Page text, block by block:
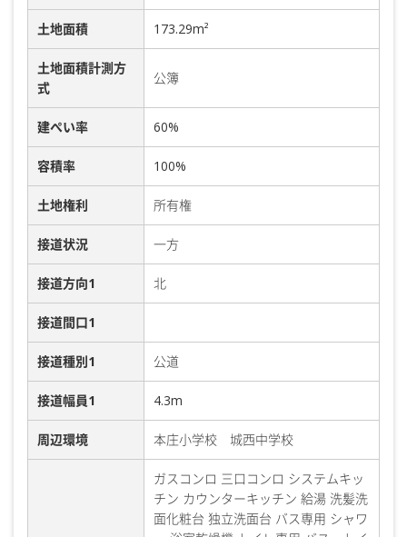
土地面積 173.29m²
土地面積計測方
式
公簿
建ぺい率 60%
容積率 100%
土地権利 所有権
接道状況 一方
接道方向1 北
接道間口1
接道種別1 公道
接道幅員1 4.3m
周辺環境 本庄小学校 城西中学校
ガスコンロ 三口コンロ システムキッ
チン カウンターキッチン 給湯 洗髪洗
面化粧台 独立洗面台 バス専用 シャワ